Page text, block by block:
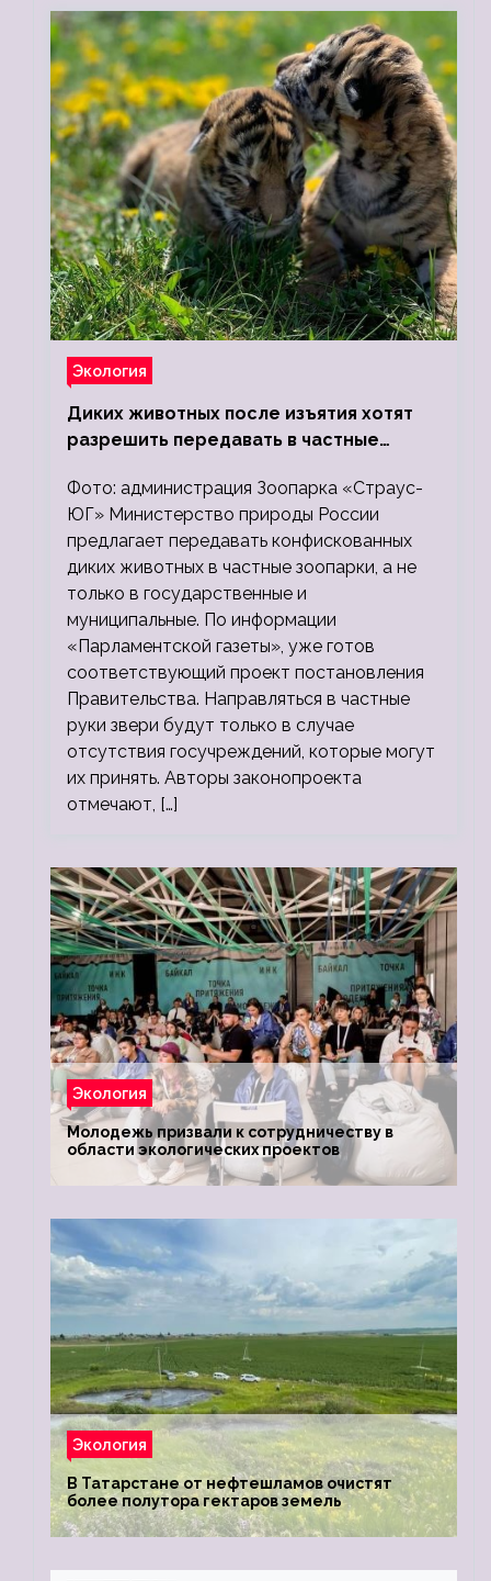
Экология
Диких животных после изъятия хотят
разрешить передавать в частные
Фото: администрация Зоопарка «Страус-
ЮГ» Министерство природы России
предлагает передавать конфискованных
диких животных в частные зоопарки, а не
только в государственные и
муниципальные. По информации
«Парламентской газеты», уже готов
соответствующий проект постановления
Правительства. Направляться в частные
руки звери будут только в случае
отсутствия госучреждений, которые могут
их принять. Авторы законопроекта
отмечают, […]
Экология
Молодежь призвали к сотрудничеству в
области экологических проектов
Экология
В Татарстане от нефтешламов очистят
более полутора гектаров земель